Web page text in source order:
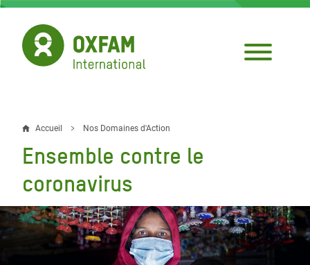
Aller
contenu
principal
Fil
d'Ariane
Accueil Nos Domaines d'Action
Ensemble contre le
coronavirus